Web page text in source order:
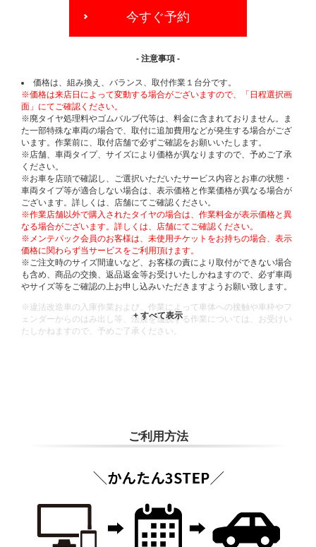
今すぐ予約
- 注意事項 -
価格は、組み換え、バランス、取付作業１台分です。
※価格は来店日によって変動する場合がございますので、「日程選択画
面」にてご確認ください。
※廃タイヤ処理料やゴムバルブ代等は、料金に含まれておりません。ま
た一部特殊な車両の場合で、取付に追加費用などが発生する場合がござ
います。作業前に、取付店舗で必ずご確認をお願いいたします。
※店舗、車両タイプ、サイズにより価格が異なりますので、予めご了承
ください。
※お車を店頭で確認し、ご選択いただいたサービス内容とお車の状態・
車両タイプ等が適合しない場合は、表示価格と作業価格が異なる場合が
ございます。詳しくは、店舗にてご確認ください。
※作業店舗以外で購入されたタイヤの場合は、作業料金が表示価格と異
なる場合がございます。詳しくは、店舗にてご確認ください。
※メンテパック会員のお客様は、未使用チケットをお持ちの場合、表示
価格に関わらず当サービスをご利用頂けます。
※ご注文時のサイズ間違いなど、お客様の責により取付ができない場合
も含め、商品の交換、返品返金等お受けいたしかねますので、必ず車両
やサイズ等をご確認の上お申し込みいただきますようお願い致します。
※違法改造車の入庫作業および、作業によって車体への接触や車枠やフ
ェンダーからのはみ出し等、法規を逸脱する作業については、お受けい
たしかねますので、予めご了承ください。
ご利用方法